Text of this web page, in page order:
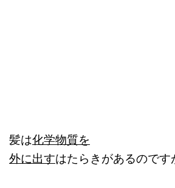
髪は化学物質を
外に出すはたらきがあるのです